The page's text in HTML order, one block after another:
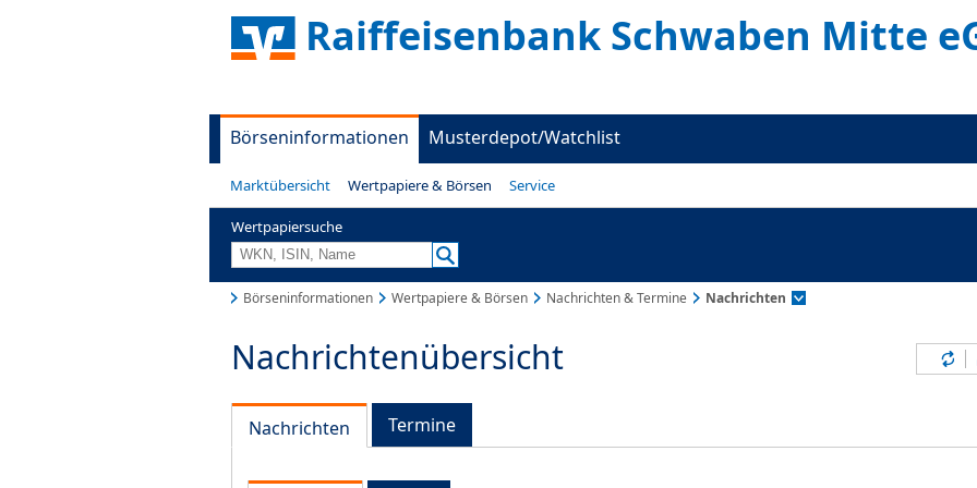
Raiffeisenbank Schwaben Mitte
Börseninformationen Musterdepot/Watchlist
Marktübersicht Wertpapiere & Börsen Service
Wertpapiersuche
Börseninformationen Wertpapiere & Börsen Nachrichten & Termine Nachrichten
Nachrichtenübersicht
Nachrichten Termine